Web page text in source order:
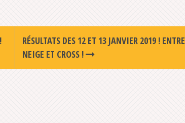
RÉSULTATS DES 12 ET 13 JANVIER 2019 ! ENTRE
NEIGE ET CROSS !